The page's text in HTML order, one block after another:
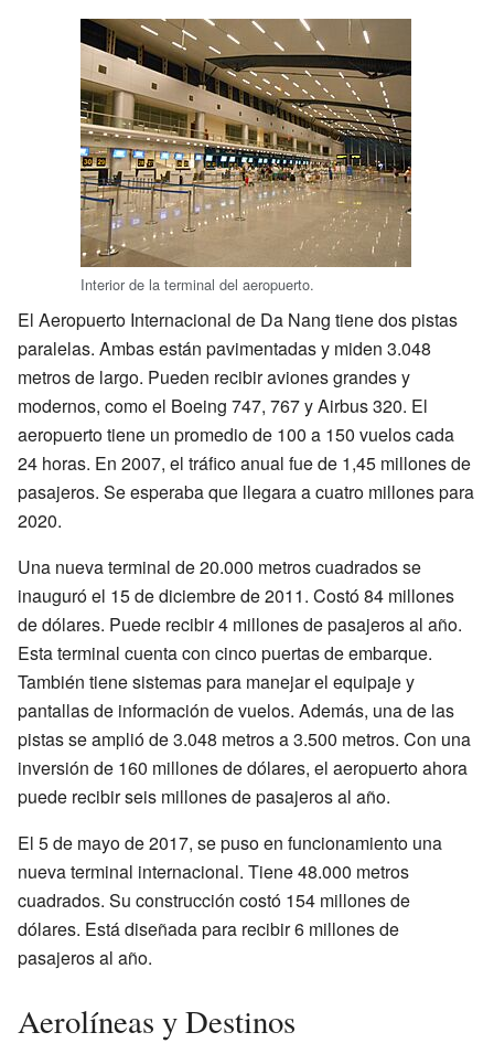
Interior de la terminal del aeropuerto.
El Aeropuerto Internacional de Da Nang tiene dos pistas
paralelas. Ambas están pavimentadas y miden 3.048
metros de largo. Pueden recibir aviones grandes y
modernos, como el Boeing 747, 767 y Airbus 320. El
aeropuerto tiene un promedio de 100 a 150 vuelos cada
24 horas. En 2007, el tráfico anual fue de 1,45 millones de
pasajeros. Se esperaba que llegara a cuatro millones para
2020.
Una nueva terminal de 20.000 metros cuadrados se
inauguró el 15 de diciembre de 2011. Costó 84 millones
de dólares. Puede recibir 4 millones de pasajeros al año.
Esta terminal cuenta con cinco puertas de embarque.
También tiene sistemas para manejar el equipaje y
pantallas de información de vuelos. Además, una de las
pistas se amplió de 3.048 metros a 3.500 metros. Con una
inversión de 160 millones de dólares, el aeropuerto ahora
puede recibir seis millones de pasajeros al año.
El 5 de mayo de 2017, se puso en funcionamiento una
nueva terminal internacional. Tiene 48.000 metros
cuadrados. Su construcción costó 154 millones de
dólares. Está diseñada para recibir 6 millones de
pasajeros al año.
Aerolíneas y Destinos